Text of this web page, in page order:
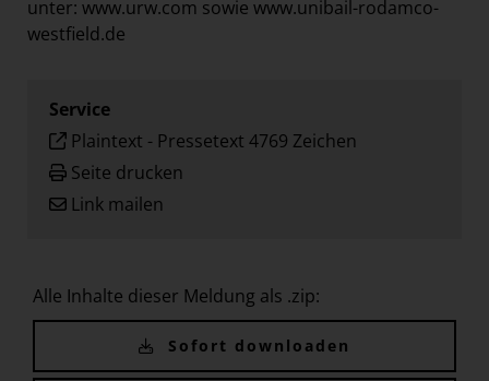
unter: www.urw.com sowie www.unibail-rodamco-
westfield.de
Service
Plaintext - Pressetext 4769 Zeichen
Seite drucken
Link mailen
Alle Inhalte dieser Meldung als .zip:
Sofort downloaden